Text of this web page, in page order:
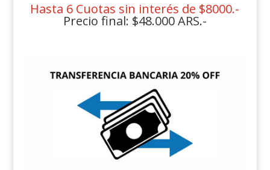
Hasta 6 Cuotas sin interés de $8000.-
Precio final: $48.000 ARS.-